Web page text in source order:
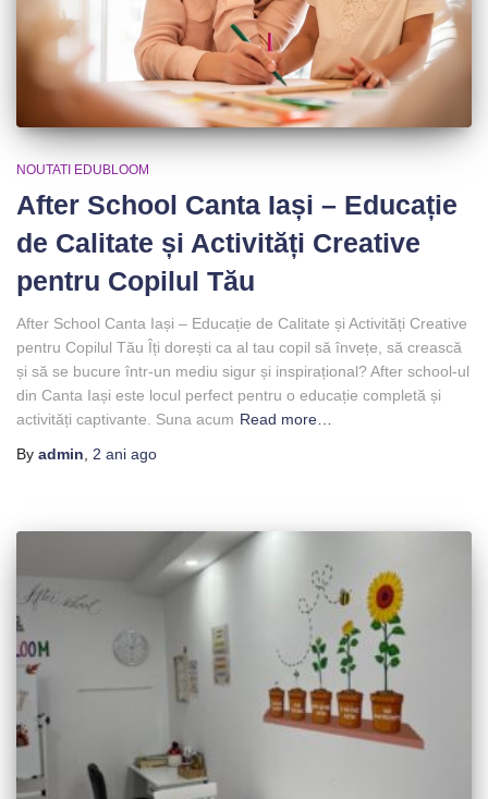
NOUTATI EDUBLOOM
After School Canta Iași – Educație
de Calitate și Activități Creative
pentru Copilul Tău
After School Canta Iași – Educație de Calitate și Activități Creative
pentru Copilul Tău Îți dorești ca al tau copil să învețe, să crească
și să se bucure într-un mediu sigur și inspirațional? After school-ul
din Canta Iași este locul perfect pentru o educație completă și
activități captivante. Suna acum Read more…
By admin 2 ani ago